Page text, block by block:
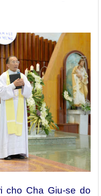
cho Cha Giu-se do